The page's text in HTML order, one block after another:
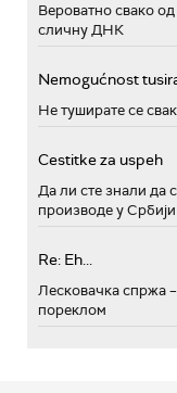
Вероватно свако
сличну ДНК
Nemogućnost
Не туширате се
Cestitke za uspeh
Да ли сте знали да
производе у Србији
Re: Eh...
Лесковачка спржа
пореклом